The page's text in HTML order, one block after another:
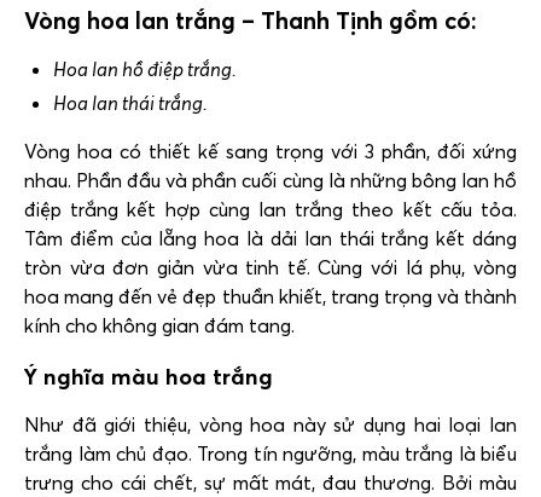
Vòng hoa lan trắng – Thanh Tịnh gồm có:
Hoa lan hồ điệp trắng.
Hoa lan thái trắng.
Vòng hoa có thiết kế sang trọng với 3 phần, đối xứng
nhau. Phần đầu và phần cuối cùng là những bông lan hồ
điệp trắng kết hợp cùng lan trắng theo kết cấu tỏa.
Tâm điểm của lẵng hoa là dải lan thái trắng kết dáng
tròn vừa đơn giản vừa tinh tế. Cùng với lá phụ, vòng
hoa mang đến vẻ đẹp thuần khiết, trang trọng và thành
kính cho không gian đám tang.
Ý nghĩa màu hoa trắng
Như đã giới thiệu, vòng hoa này sử dụng hai loại lan
trắng làm chủ đạo. Trong tín ngưỡng, màu trắng là biểu
trưng cho cái chết, sự mất mát, đau thương. Bởi màu